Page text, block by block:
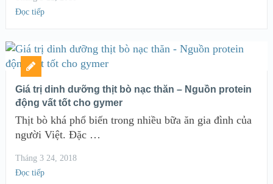
Đọc tiếp
Giá trị dinh dưỡng thịt bò nạc thăn – Nguồn protein
động vất tốt cho gymer
Thịt bò khá phổ biến trong nhiều bữa ăn gia đình của
người Việt. Đặc …
Tháng 3 24, 2018
Đọc tiếp